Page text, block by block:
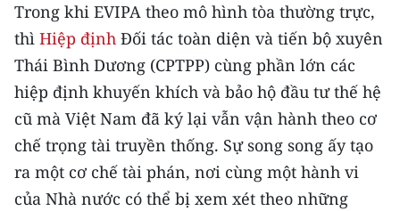
Trong khi EVIPA theo mô hình tòa thường trực,
thì Hiệp định Đối tác toàn diện và tiến bộ xuyên
Thái Bình Dương (CPTPP) cùng phần lớn các
hiệp định khuyến khích và bảo hộ đầu tư thế hệ
cũ mà Việt Nam đã ký lại vẫn vận hành theo cơ
chế trọng tài truyền thống. Sự song song ấy tạo
ra một cơ chế tài phán, nơi cùng một hành vi
của Nhà nước có thể bị xem xét theo những